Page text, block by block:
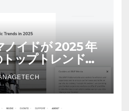
ノイドが 2025 年
ップトレンドに |